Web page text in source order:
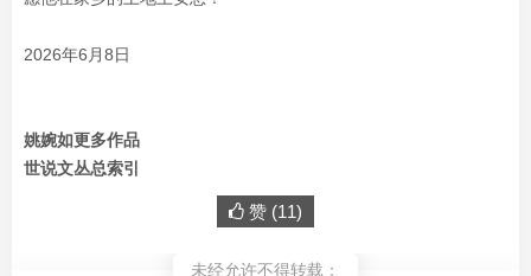
2026年6月8日
姚婉如更多作品
世说文丛总索引
赞 (11)
未经允许不得转载：